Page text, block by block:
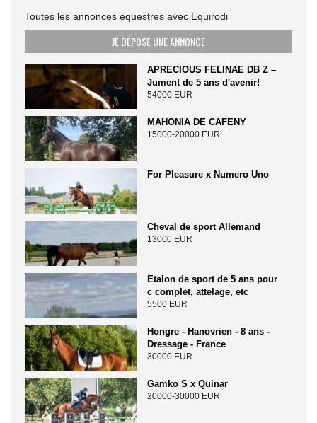
Toutes les annonces équestres avec Equirodi
JE DÉPOSE UNE ANNONCE
APRECIOUS FELINAE DB Z –
Jument de 5 ans d'avenir!
54000 EUR
MAHONIA DE CAFENY
15000-20000 EUR
For Pleasure x Numero Uno
Cheval de sport Allemand
13000 EUR
Etalon de sport de 5 ans pour
c complet, attelage, etc
5500 EUR
Hongre - Hanovrien - 8 ans -
Dressage - France
30000 EUR
Gamko S x Quinar
20000-30000 EUR